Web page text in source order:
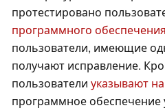
протестировано
программного
пользователи, имеющие
получают исправление.
пользователи указывают
программное обеспечение